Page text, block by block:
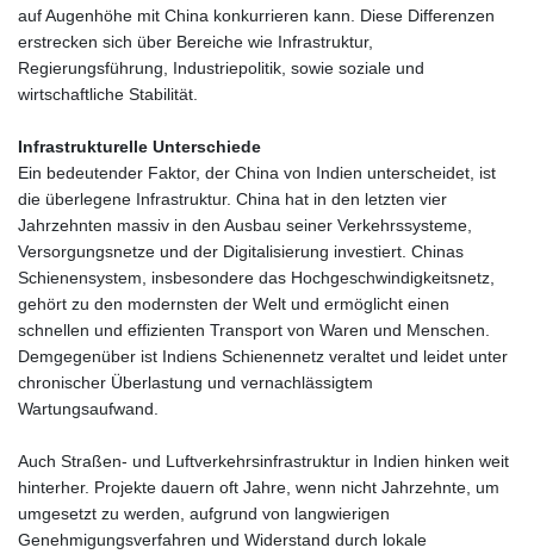
auf Augenhöhe mit China konkurrieren kann. Diese Differenzen
erstrecken sich über Bereiche wie Infrastruktur,
Regierungsführung, Industriepolitik, sowie soziale und
wirtschaftliche Stabilität.
Infrastrukturelle Unterschiede
Ein bedeutender Faktor, der China von Indien unterscheidet, ist
die überlegene Infrastruktur. China hat in den letzten vier
Jahrzehnten massiv in den Ausbau seiner Verkehrssysteme,
Versorgungsnetze und der Digitalisierung investiert. Chinas
Schienensystem, insbesondere das Hochgeschwindigkeitsnetz,
gehört zu den modernsten der Welt und ermöglicht einen
schnellen und effizienten Transport von Waren und Menschen.
Demgegenüber ist Indiens Schienennetz veraltet und leidet unter
chronischer Überlastung und vernachlässigtem
Wartungsaufwand.
Auch Straßen- und Luftverkehrsinfrastruktur in Indien hinken weit
hinterher. Projekte dauern oft Jahre, wenn nicht Jahrzehnte, um
umgesetzt zu werden, aufgrund von langwierigen
Genehmigungsverfahren und Widerstand durch lokale